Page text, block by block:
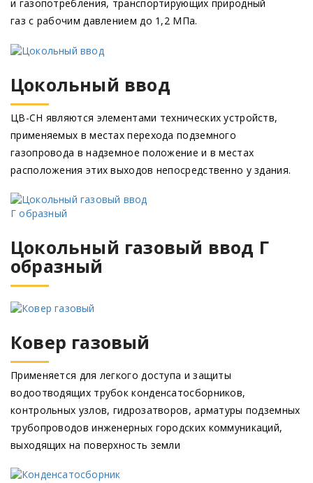
и газопотребления, транспортирующих природный
газ с рабочим давлением до 1,2 МПа.
Цокольный ввод
ЦВ-СН являются элементами технических устройств,
применяемых в местах перехода подземного
газопровода в надземное положение и в местах
расположения этих выходов непосредственно у здания.
Цокольный газовый ввод Г
образный
Ковер газовый
Применяется для легкого доступа и защиты
водоотводящих трубок конденсатосборников,
контрольных узлов, гидрозатворов, арматуры подземных
трубопроводов инженерных городских коммуникаций,
выходящих на поверхность земли